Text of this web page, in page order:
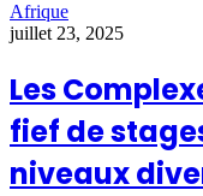
Afrique
juillet 23, 2025
Les
fief de
niveaux